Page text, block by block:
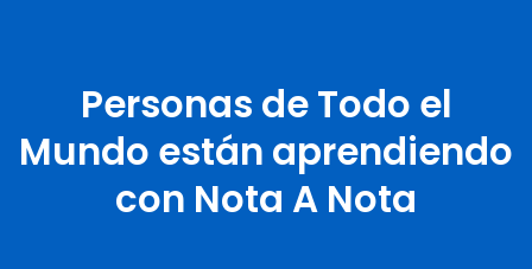
Personas de Todo el
Mundo están aprendiendo
con Nota A Nota